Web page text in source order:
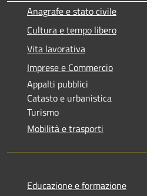
Anagrafe e stato civile
Cultura e tempo libero
Vita lavorativa
Imprese e Commercio
Appalti pubblici
Catasto e urbanistica
Turismo
Mobilità e trasporti
Educazione e formazione